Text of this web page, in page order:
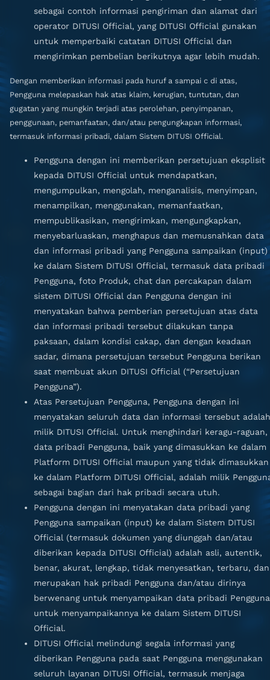
sebagai contoh informasi pengiriman dan alamat dari
operator DITUSI Official, yang DITUSI Official gunakan
untuk memperbaiki catatan DITUSI Official dan
mengirimkan pembelian berikutnya agar lebih mudah.
Dengan memberikan informasi pada huruf a sampai c di atas,
Pengguna melepaskan hak atas klaim, kerugian, tuntutan, dan
gugatan yang mungkin terjadi atas perolehan, penyimpanan,
penggunaan, pemanfaatan, dan/atau pengungkapan informasi,
termasuk informasi pribadi, dalam Sistem DITUSI Official.
Pengguna dengan ini memberikan persetujuan eksplisit
kepada DITUSI Official untuk mendapatkan,
mengumpulkan, mengolah, menganalisis, menyimpan,
menampilkan, menggunakan, memanfaatkan,
mempublikasikan, mengirimkan, mengungkapkan,
menyebarluaskan, menghapus dan memusnahkan data
dan informasi pribadi yang Pengguna sampaikan (input)
ke dalam Sistem DITUSI Official, termasuk data pribadi
Pengguna, foto Produk, chat dan percakapan dalam
sistem DITUSI Official dan Pengguna dengan ini
menyatakan bahwa pemberian persetujuan atas data
dan informasi pribadi tersebut dilakukan tanpa
paksaan, dalam kondisi cakap, dan dengan keadaan
sadar, dimana persetujuan tersebut Pengguna berikan
saat membuat akun DITUSI Official (“Persetujuan
Pengguna”).
Atas Persetujuan Pengguna, Pengguna dengan ini
menyatakan seluruh data dan informasi tersebut adalah
milik DITUSI Official. Untuk menghindari keragu-raguan,
data pribadi Pengguna, baik yang dimasukkan ke dalam
Platform DITUSI Official maupun yang tidak dimasukkan
ke dalam Platform DITUSI Official, adalah milik
sebagai bagian dari hak pribadi secara utuh.
Pengguna dengan ini menyatakan data pribadi yang
Pengguna sampaikan (input) ke dalam Sistem DITUSI
Official (termasuk dokumen yang diunggah dan/atau
diberikan kepada DITUSI Official) adalah asli, autentik,
benar, akurat, lengkap, tidak menyesatkan, terbaru, dan
merupakan hak pribadi Pengguna dan/atau dirinya
berwenang untuk menyampaikan data pribadi Pengguna
untuk menyampaikannya ke dalam Sistem DITUSI
Official.
DITUSI Official melindungi segala informasi yang
diberikan Pengguna pada saat Pengguna menggunakan
seluruh layanan DITUSI Official, termasuk menjaga